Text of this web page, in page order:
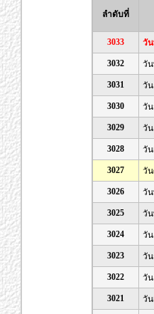
ลำดับที่
3033 วั
3032 วัน
3031 วัน
3030 วัน
3029 วั
3028 วัน
3027 วัน
3026 วั
3025 วัน
3024 วัน
3023 วัน
3022 วัน
3021 วัน